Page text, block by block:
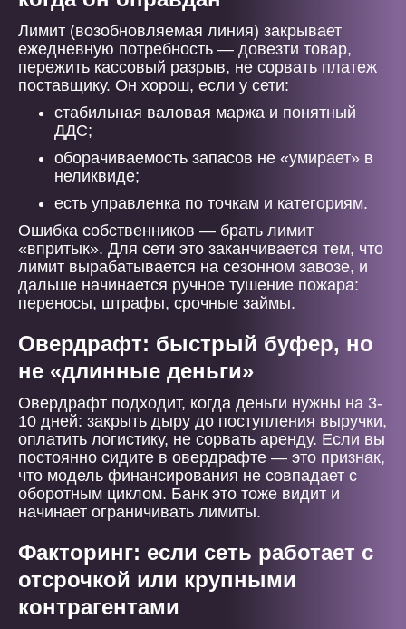
Лимит (возобновляемая линия) закрывает
ежедневную потребность — довезти товар,
пережить кассовый разрыв, не сорвать платеж
поставщику. Он хорош, если у сети:
стабильная валовая маржа и понятный
ДДС;
оборачиваемость запасов не «умирает» в
неликвиде;
есть управленка по точкам и категориям.
Ошибка собственников — брать лимит
«впритык». Для сети это заканчивается тем, что
лимит вырабатывается на сезонном завозе, и
дальше начинается ручное тушение пожара:
переносы, штрафы, срочные займы.
Овердрафт: быстрый буфер, но
не «длинные деньги»
Овердрафт подходит, когда деньги нужны на 3-
10 дней: закрыть дыру до поступления выручки,
оплатить логистику, не сорвать аренду. Если вы
постоянно сидите в овердрафте — это признак,
что модель финансирования не совпадает с
оборотным циклом. Банк это тоже видит и
начинает ограничивать лимиты.
Факторинг: если сеть работает с
отсрочкой или крупными
контрагентами